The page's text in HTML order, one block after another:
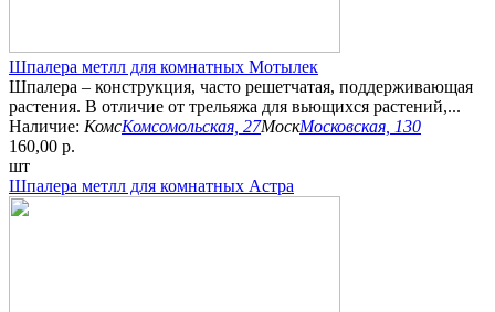
Шпалера метлл для комнатных Мотылек
Шпалера – конструкция, часто решетчатая, поддерживающая
растения. В отличие от трельяжа для вьющихся растений,...
Наличие: КомсКомсомольская, 27МоскМосковская, 130
160,00 р.
шт
Шпалера метлл для комнатных Астра